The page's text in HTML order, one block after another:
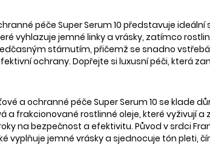
péče Super Serum 10 představuje
vyhlazuje jemné linky a vrásky, zatímco
stárnutím, přičemž se snadno
ochrany. Dopřejte si luxusní péči, která
a ochranné péče Super Serum 10 se klade
a frakcionované rostlinné oleje, které vyživují
na bezpečnost a efektivitu. Původ v srdci
vyplňuje jemné vrásky a sjednocuje tón pleti,